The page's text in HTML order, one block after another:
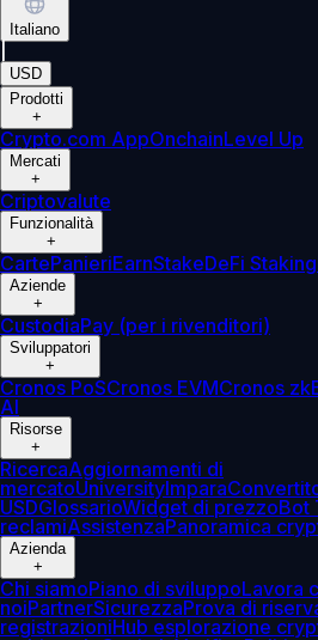
Italiano
USD
Prodotti
+
Crypto.com AppOnchainLevel Up
Mercati
+
Criptovalute
Funzionalità
+
CartePanieriEarnStakeDeFi Staking
Aziende
+
CustodiaPay (per i rivenditori)
Sviluppatori
+
Cronos PoSCronos EVMCronos
AI
Risorse
+
RicercaAggiornamenti di
mercatoUniversityImpara
USDGlossarioWidget di prezzoBot
reclamiAssistenzaPanoramica
Azienda
+
Chi siamoPiano di sviluppoLavora
noiPartnerSicurezzaProva di
registrazioniHub esplorazione